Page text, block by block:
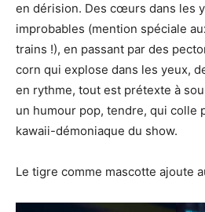
en dérision. Des cœurs dans les
improbables (mention spéciale
trains !), en passant par des
corn qui explose dans les yeux,
en rythme, tout est prétexte à
un humour pop, tendre, qui colle
kawaii-démoniaque du show.
Le tigre comme mascotte ajoute